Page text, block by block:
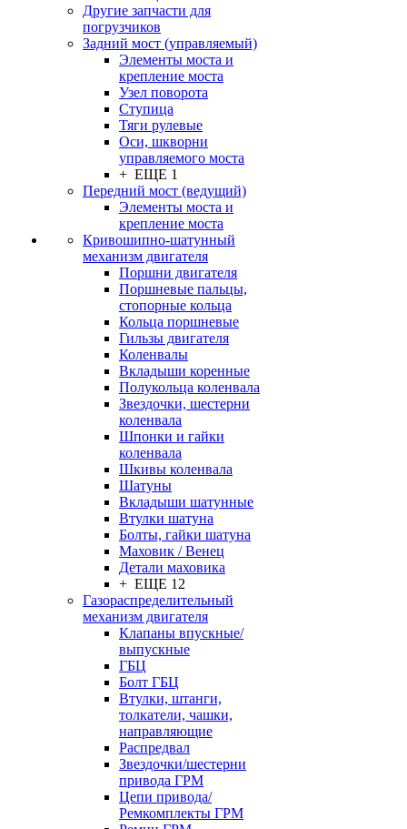
Другие запчасти для
погрузчиков
Задний мост (управляемый)
Элементы моста и
крепление моста
Узел поворота
Ступица
Тяги рулевые
Оси, шкворни
управляемого моста
+ ЕЩЕ 1
Передний мост (ведущий)
Элементы моста и
крепление моста
Кривошипно-шатунный
механизм двигателя
Поршни двигателя
Поршневые пальцы,
стопорные кольца
Кольца поршневые
Гильзы двигателя
Коленвалы
Вкладыши коренные
Полукольца коленвала
Звездочки, шестерни
коленвала
Шпонки и гайки
коленвала
Шкивы коленвала
Шатуны
Вкладыши шатунные
Втулки шатуна
Болты, гайки шатуна
Маховик / Венец
Детали маховика
+ ЕЩЕ 12
Газораспределительный
механизм двигателя
Клапаны впускные/
выпускные
ГБЦ
Болт ГБЦ
Втулки, штанги,
толкатели, чашки,
направляющие
Распредвал
Звездочки/шестерни
привода ГРМ
Цепи привода/
Ремкомплекты ГРМ